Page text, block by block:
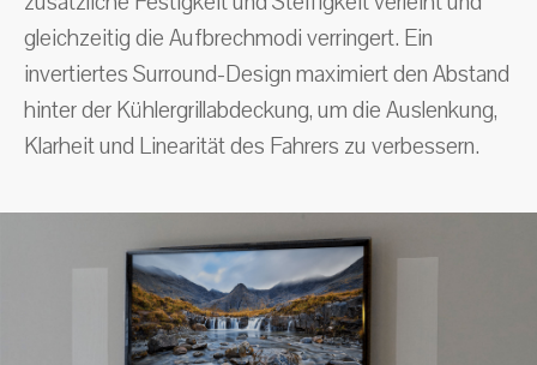
gleichzeitig die Aufbrechmodi verringert. Ein
invertiertes Surround-Design maximiert den Abstand
hinter der Kühlergrillabdeckung, um die Auslenkung,
Klarheit und Linearität des Fahrers zu verbessern.